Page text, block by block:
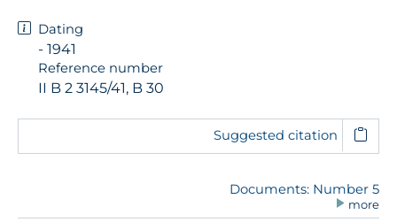
Dating
- 1941
Reference number
II B 2 3145/41, B 30
Suggested citation
Documents: Number 5
more